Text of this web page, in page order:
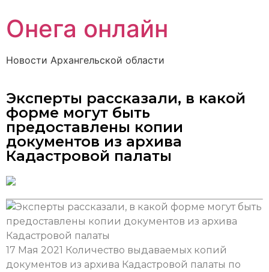
Онега онлайн
Новости Архангельской области
Эксперты рассказали, в какой
форме могут быть
предоставлены копии
документов из архива
Кадастровой палаты
17 Мая 2021 Количество выдаваемых копий
документов из архива Кадастровой палаты по